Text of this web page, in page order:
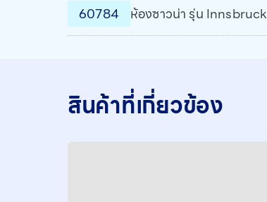
60784 ห้องซาวน่า รุ่น Innsbruck
สินค้าที่เกี่ยวข้อง